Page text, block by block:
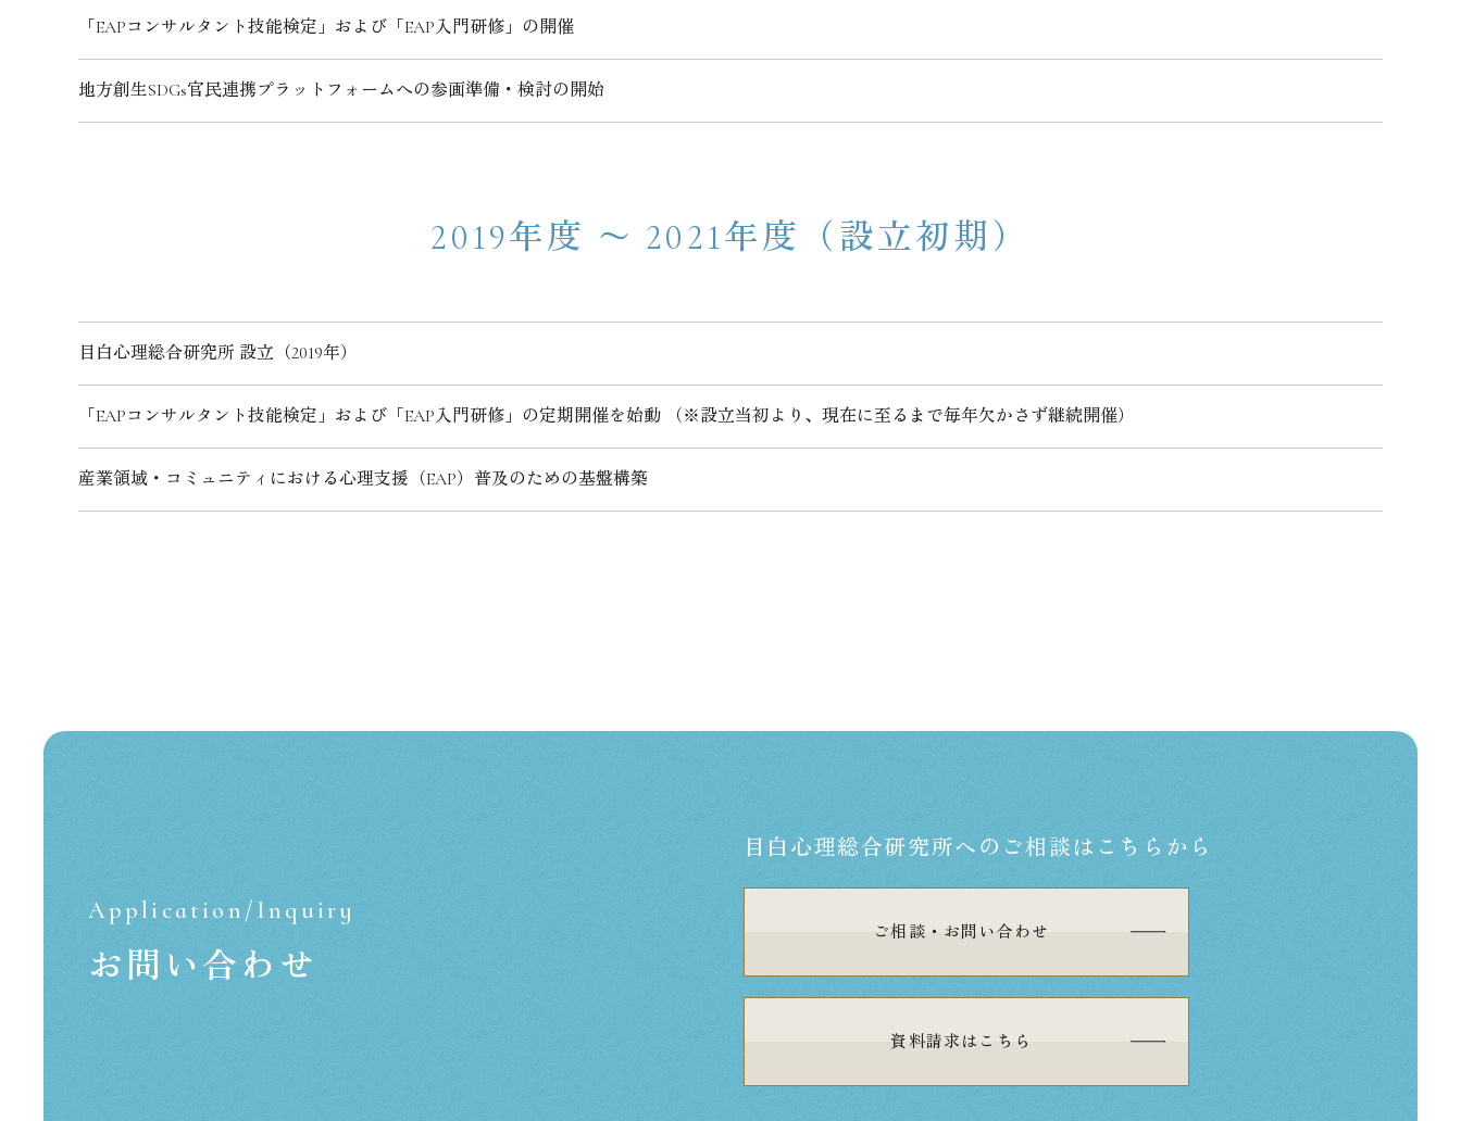
「EAPコンサルタント技能検定」および「EAP入門研修」の開催
地方創生SDGs官民連携プラットフォームへの参画準備・検討の開始
2019年度 〜 2021年度（設立初期）
目白心理総合研究所 設立（2019年）
「EAPコンサルタント技能検定」および「EAP入門研修」の定期開催を始動 （※設立当初より、現在に至るまで毎年欠かさず継続開催）
産業領域・コミュニティにおける心理支援（EAP）普及のための基盤構築
Application/Inquiry
お問い合わせ
目白心理総合研究所への ご相談はこちらから
ご相談・ お問い合わせ
資料請求はこちら